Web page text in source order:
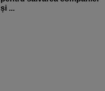
și ...